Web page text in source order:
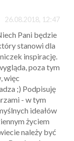
26.08.2018, 12:47
Pani będzie
stanowi dla
inspirację.
poza tym
więc
;) Podpisuję
- w tym
ideałów
życiem
należy być